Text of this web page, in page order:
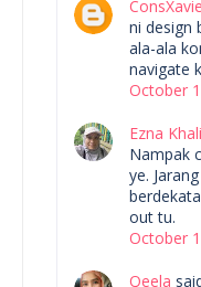
ni design
ala-ala
navigate
October
Ezna
Nampak
ye.
out tu.
October
Qeela